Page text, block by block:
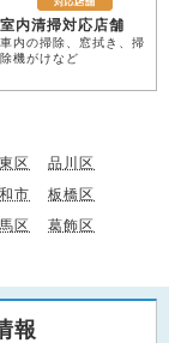
室内清掃対応店舗
車内の掃除、窓拭き、掃
除機がけなど
区
品川区
市
板橋区
区
葛飾区
報